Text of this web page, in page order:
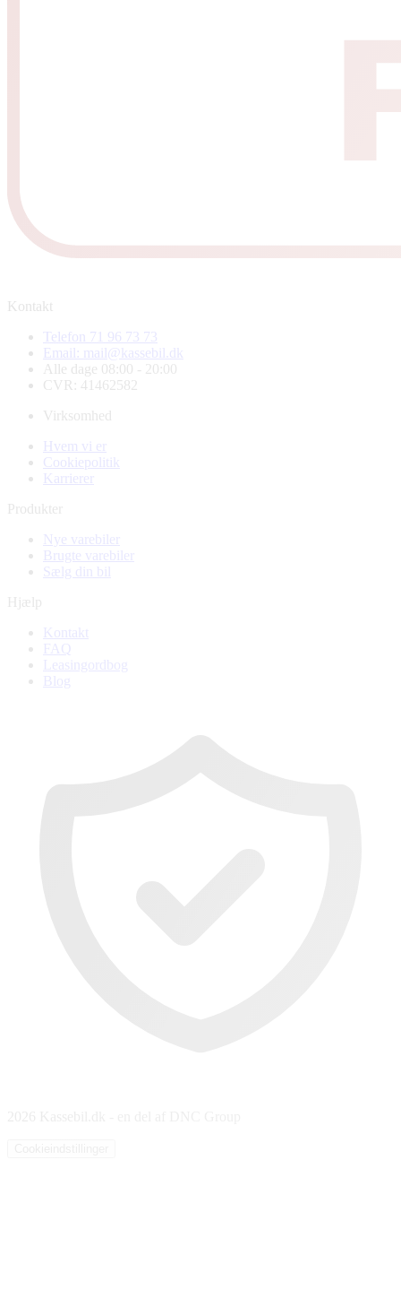
Kontakt
Telefon 71 96 73 73
Email: mail@kassebil.dk
Alle dage 08:00 - 20:00
CVR: 41462582
Virksomhed
Hvem vi er
Cookiepolitik
Karrierer
Produkter
Nye varebiler
Brugte varebiler
Sælg din bil
Hjælp
Kontakt
FAQ
Leasingordbog
Blog